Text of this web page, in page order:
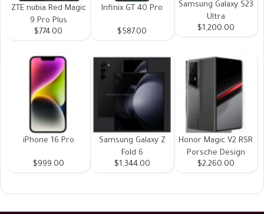
Samsung Galaxy S23
Ultra
$1,200.00
Infinix GT 40 Pro
$587.00
ZTE nubia Red Magic
9 Pro Plus
$774.00
Honor Magic V2 RSR
Porsche Design
$2,260.00
Samsung Galaxy Z
Fold 6
$1,344.00
iPhone 16 Pro
$999.00